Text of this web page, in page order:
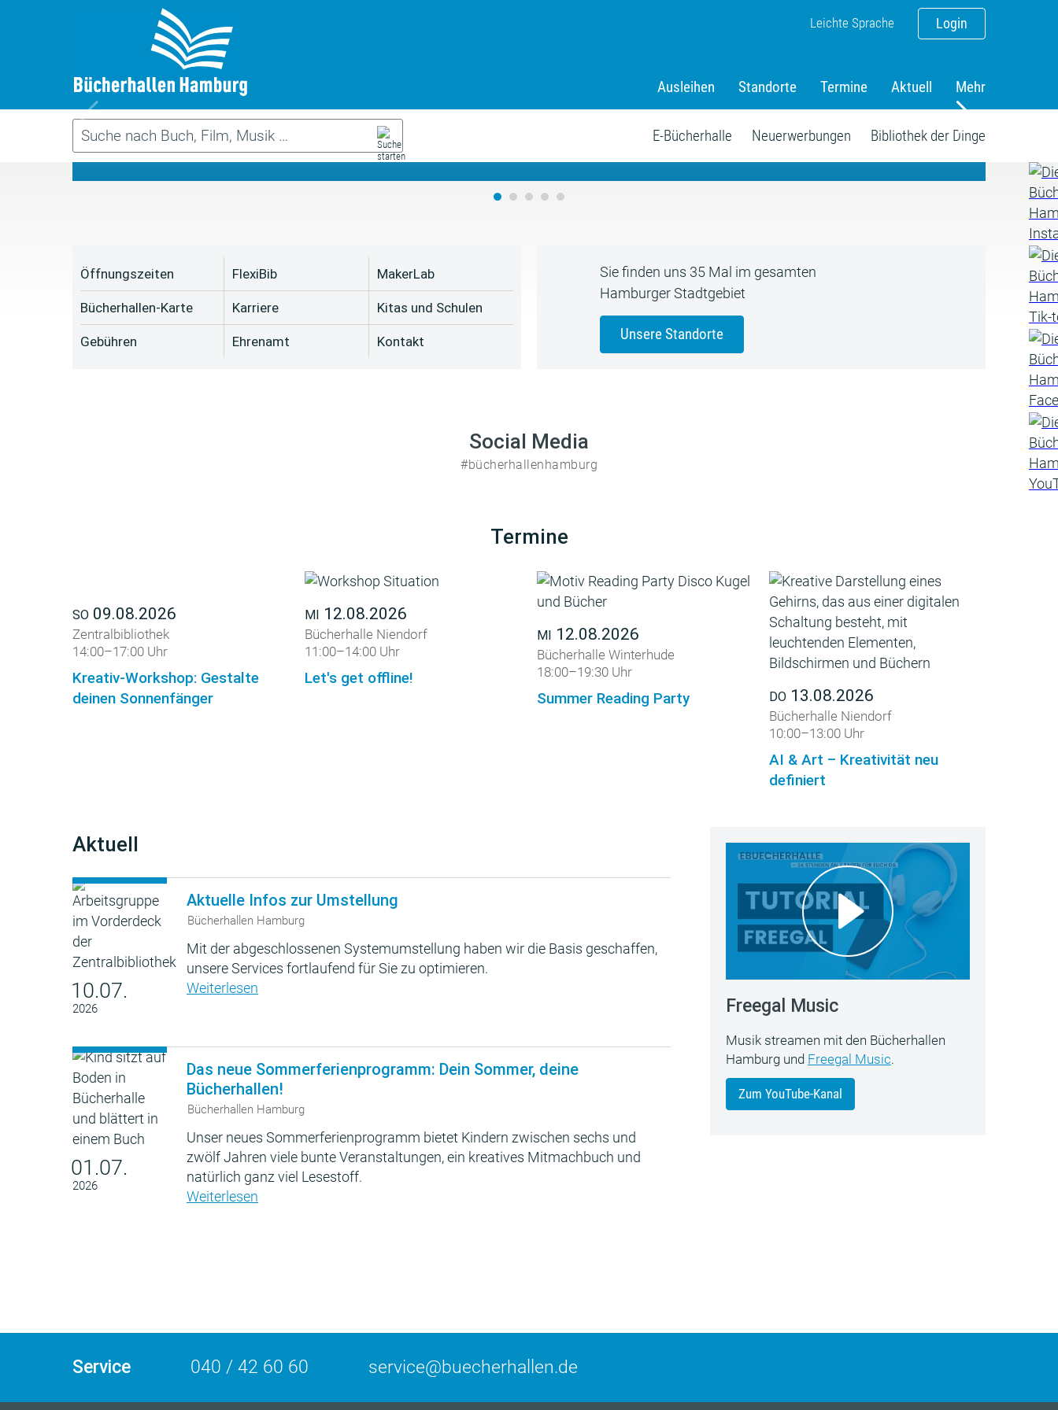
Login
Leichte Sprache
Ausleihen Standorte Termine Aktuell Mehr
E-Bücherhalle Neuerwerbungen Bibliothek der Dinge
Das neue Sommerferienprogramm
Öffnungszeiten
Bücherhallen-Karte
Gebühren
FlexiBib
Karriere
Ehrenamt
MakerLab
Kitas und Schulen
Kontakt
Sie finden uns 35 Mal im gesamten
Hamburger Stadtgebiet
Unsere Standorte
Social Media
#bücherhallenhamburg
Termine
SO 09.08.2026
Zentralbibliothek
14:00–17:00 Uhr
Kreativ-Workshop: Gestalte
deinen Sonnenfänger
MI 12.08.2026
Bücherhalle Niendorf
11:00–14:00 Uhr
Let's get offline!
MI 12.08.2026
Bücherhalle Winterhude
18:00–19:30 Uhr
Summer Reading Party DO 13.08.2026
Bücherhalle Niendorf
10:00–13:00 Uhr
AI & Art – Kreativität neu
definiert
Aktuell
10.07.
2026
Aktuelle Infos zur Umstellung
Bücherhallen Hamburg
Mit der abgeschlossenen Systemumstellung haben wir die Basis geschaffen,
unsere Services fortlaufend für Sie zu optimieren.
Weiterlesen
01.07.
2026
Das neue Sommerferienprogramm: Dein Sommer, deine
Bücherhallen!
Bücherhallen Hamburg
Unser neues Sommerferienprogramm bietet Kindern zwischen sechs und
zwölf Jahren viele bunte Veranstaltungen, ein kreatives Mitmachbuch und
natürlich ganz viel Lesestoff.
Weiterlesen
Freegal Music
Musik streamen mit den Bücherhallen
Hamburg und Freegal Music.
Zum YouTube-Kanal
Service 040 / 42 60 60 service@buecherhallen.de